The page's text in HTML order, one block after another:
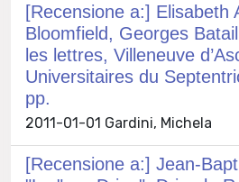
[Recensione a:] Elisabeth
Bloomfield, Georges
les lettres, Villeneuve
Universitaires du
pp.
2011-01-01 Gardini, Michela
[Recensione a:] Jean-